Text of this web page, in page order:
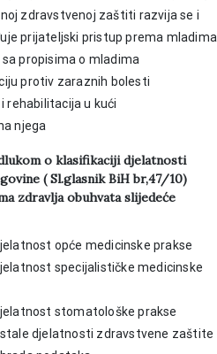
zdravstvenoj zaštiti razvija se i
prijateljski pristup prema mladima
sa propisima o mladima
protiv zaraznih bolesti
rehabilitacija u kući
njega
o klasifikaciji djelatnosti
( Sl.glasnik BiH br,47/10)
zdravlja obuhvata slijedeće
opće medicinske prakse
specijalističke medicinske
stomatološke prakse
djelatnosti zdravstvene zaštite